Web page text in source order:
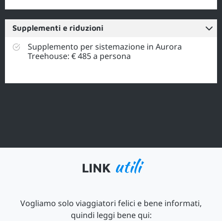
Supplementi e riduzioni
Supplemento per sistemazione in Aurora
Treehouse: € 485 a persona
LINK utili
Vogliamo solo viaggiatori felici e bene informati,
quindi leggi bene qui: